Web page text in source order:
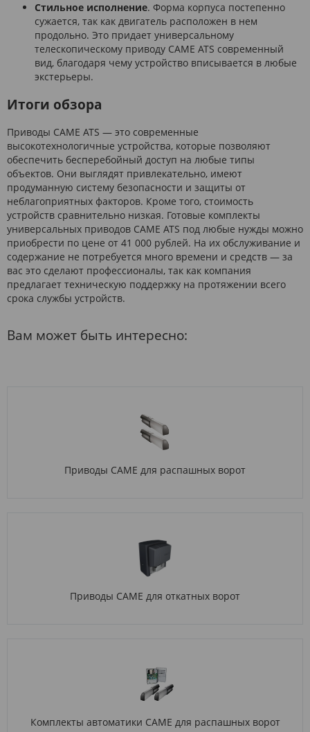
Стильное исполнение. Форма корпуса постепенно
сужается, так как двигатель расположен в нем
продольно. Это придает универсальному
телескопическому приводу CAME ATS современный
вид, благодаря чему устройство вписывается в любые
экстерьеры.
Итоги обзора
Приводы CAME ATS — это современные
высокотехнологичные устройства, которые позволяют
обеспечить бесперебойный доступ на любые типы
объектов. Они выглядят привлекательно, имеют
продуманную систему безопасности и защиты от
неблагоприятных факторов. Кроме того, стоимость
устройств сравнительно низкая. Готовые комплекты
универсальных приводов CAME ATS под любые нужды можно
приобрести по цене от 41 000 рублей. На их обслуживание и
содержание не потребуется много времени и средств — за
вас это сделают профессионалы, так как компания
предлагает техническую поддержку на протяжении всего
срока службы устройств.
Вам может быть интересно:
Приводы CAME для распашных ворот
Приводы CAME для откатных ворот
Комплекты автоматики CAME для распашных ворот